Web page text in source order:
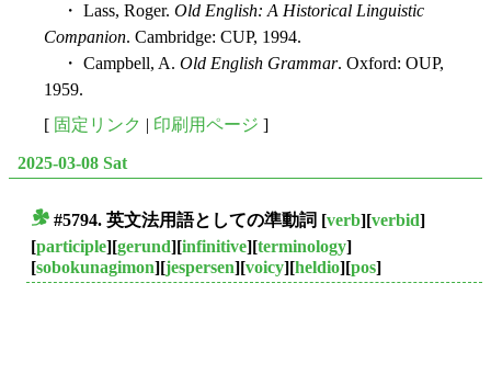
・ Lass, Roger. Old English: A Historical Linguistic
Companion. Cambridge: CUP, 1994.
・ Campbell, A. Old English Grammar. Oxford: OUP,
1959.
[ 固定リンク 印刷用ページ ]
2025-03-08 Sat
#5794. 英文法用語としての準動詞 [verb][verbid]
[participle][gerund][infinitive][terminology]
[sobokunagimon][jespersen][voicy][heldio][pos]